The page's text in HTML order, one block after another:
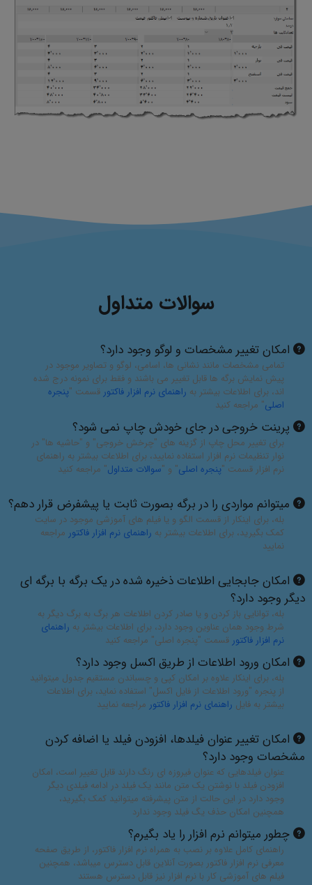
سوالات متداول
امکان تغییر مشخصات و لوگو وجود دارد؟
تمامی مشخصات مانند نشانی ها، اسامی، لوگو و تصاویر موجود در
پیش نمایش برگه ها قابل تغییر می باشند و فقط برای نمونه درج شده
اند، برای اطلاعات بیشتر به راهنمای نرم افزار فاکتور قسمت "پنجره
اصلی" مراجعه کنید
پرینت خروجی در جای خودش چاپ نمی شود؟
برای تغییر محل چاپ از گزینه های "چرخش خروجی" و "حاشیه ها" در
نوار تنظیمات نرم افزار استفاده نمایید، برای اطلاعات بیشتر به راهنمای
نرم افزار قسمت "پنجره اصلی" و "سوالات متداول" مراجعه کنید
میتوانم مواردی را در برگه بصورت ثابت یا پیشفرض قرار دهم؟
بله، برای اینکار از قسمت الگو و یا فیلم های آموزشی موجود در سایت
کمک بگیرید، برای اطلاعات بیشتر به راهنمای نرم افزار فاکتور مراجعه
نمایید
امکان جابجایی اطلاعات ذخیره شده در یک برگه با برگه ای
دیگر وجود دارد؟
بله، توانایی باز کردن و یا صادر کردن اطلاعات هر برگ به برگ دیگر به
شرط وجود همان عناوین وجود دارد، برای اطلاعات بیشتر به راهنمای
نرم افزار فاکتور قسمت "پنجره اصلی" مراجعه کنید
امکان ورود اطلاعات از طریق اکسل وجود دارد؟
بله، برای اینکار علاوه بر امکان کپی و چسباندن مستقیم جدول میتوانید
از پنجره "ورود اطلاعات از فایل اکسل" استفاده نماید، برای اطلاعات
بیشتر به فایل راهنمای نرم افزار فاکتور مراجعه نمایید
امکان تغییر عنوان فیلدها، افزودن فیلد یا اضافه کردن
مشخصات وجود دارد؟
عنوان فیلدهایی که عنوان فیروزه ای رنگ دارند قابل تغییر است، امکان
افزودن فیلد با نوشتن یک متن مانند یک فیلد در ادامه فیلدی دیگر
وجود دارد در این حالت از متن پیشرفته میتوانید کمک بگیرید،
همچنین امکان حذف یگ فیلد وجود ندارد
چطور میتوانم نرم افزار را یاد بگیرم؟
راهنمای کامل علاوه بر نصب به همراه نرم افزار فاکتور، از طریق صفحه
معرفی نرم افزار فاکتور بصورت آنلاین قابل دسترس میباشد، همچنین
فیلم های آموزشی کار با نرم افزار نیز قابل دسترس هستند